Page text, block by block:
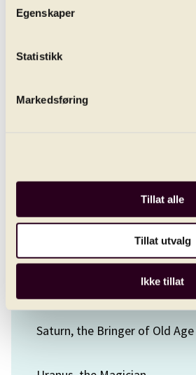
Egenskaper
Statistikk
Markedsføring
Tillat alle
Tillat utvalg
Ikke tillat
The Planets, Op. 35, H125
Venus, the Bringer of Peace
Mercury, the Winged Messenger
Jupiter, the Bringer of Jollity
Saturn, the Bringer of Old Age